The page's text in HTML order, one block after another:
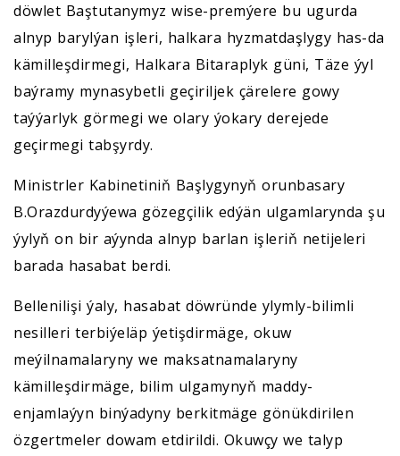
döwlet Baştutanymyz wise-premýere bu ugurda
alnyp barylýan işleri, halkara hyzmatdaşlygy has-da
kämilleşdirmegi, Halkara Bitaraplyk güni, Täze ýyl
baýramy mynasybetli geçiriljek çärelere gowy
taýýarlyk görmegi we olary ýokary derejede
geçirmegi tabşyrdy.
Ministrler Kabinetiniň Başlygynyň orunbasary
B.Orazdurdyýewa gözegçilik edýän ulgamlarynda şu
ýylyň on bir aýynda alnyp barlan işleriň netijeleri
barada hasabat berdi.
Bellenilişi ýaly, hasabat döwründe ylymly-bilimli
nesilleri terbiýeläp ýetişdirmäge, okuw
meýilnamalaryny we maksatnamalaryny
kämilleşdirmäge, bilim ulgamynyň maddy-
enjamlaýyn binýadyny berkitmäge gönükdirilen
özgertmeler dowam etdirildi. Okuwçy we talyp